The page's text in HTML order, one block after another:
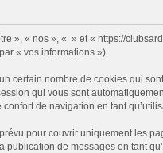
« nos », « » et « https://
« vos informations »).
certain nombre de cookies qui
qui vous sont
de navigation en tant
pour couvrir uniquement les
de messages en tant